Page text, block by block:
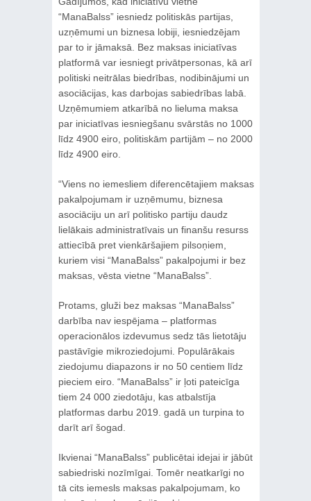
“ManaBalss” iesniedz politiskās partijas,
uzņēmumi un biznesa lobiji, iesniedzējam
par to ir jāmaksā. Bez maksas iniciatīvas
platformā var iesniegt privātpersonas, kā arī
politiski neitrālas biedrības, nodibinājumi un
asociācijas, kas darbojas sabiedrības labā.
Uzņēmumiem atkarībā no lieluma maksa
par iniciatīvas iesniegšanu svārstās no 1000
līdz 4900 eiro, politiskām partijām – no 2000
līdz 4900 eiro.
“Viens no iemesliem diferencētajiem maksas
pakalpojumam ir uzņēmumu, biznesa
asociāciju un arī politisko partiju daudz
lielākais administratīvais un finanšu resurss
attiecībā pret vienkāršajiem pilsoņiem,
kuriem visi “ManaBalss” pakalpojumi ir bez
maksas, vēsta vietne “ManaBalss”.
Protams, gluži bez maksas “ManaBalss”
darbība nav iespējama – platformas
operacionālos izdevumus sedz tās lietotāju
pastāvīgie mikroziedojumi. Populārākais
ziedojumu diapazons ir no 50 centiem līdz
pieciem eiro. “ManaBalss” ir ļoti pateicīga
tiem 24 000 ziedotāju, kas atbalstīja
platformas darbu 2019. gadā un turpina to
darīt arī šogad.
Ikvienai “ManaBalss” publicētai idejai ir jābūt
sabiedriski nozīmīgai. Tomēr neatkarīgi no
tā cits iemesls maksas pakalpojumam, ko